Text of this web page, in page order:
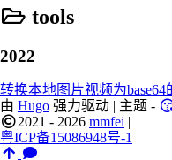
tools
2022
转换本地图片视频为base64
由 Hugo 强力驱动 | 主题 -
2021 - 2026 mmfei |
粤ICP备15086948号-1